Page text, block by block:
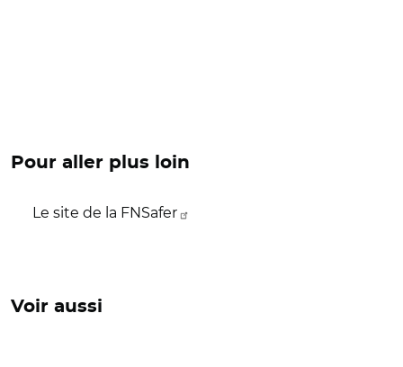
Pour aller plus loin
Le site de la FNSafer
Voir aussi